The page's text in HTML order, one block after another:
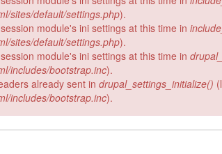
sites/default/settings.php).
module's ini settings at this time in
sites/default/settings.php).
module's ini settings at this time in
includes/bootstrap.inc).
already sent in drupal_settings_initialize()
includes/bootstrap.inc).